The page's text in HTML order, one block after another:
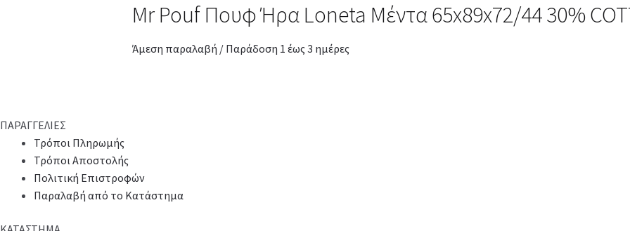
Mr Pouf Πουφ Ήρα Loneta Μέντα 65x89x72/44 30%
Άμεση παραλαβή / Παράδοση 1 έως 3 ημέρες
ΠΑΡΑΓΓΕΛΙΕΣ
Τρόποι Πληρωμής
Τρόποι Αποστολής
Πολιτική Επιστροφών
Παραλαβή από το Κατάστημα